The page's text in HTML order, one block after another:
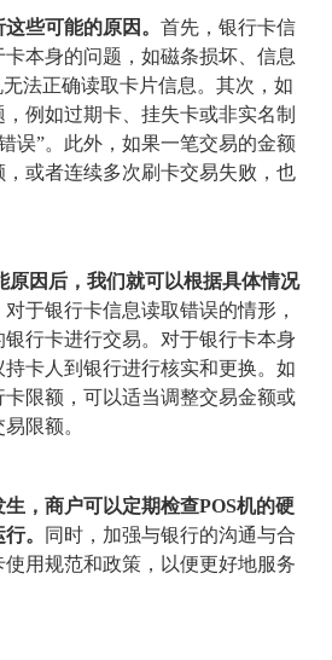
些可能的原因。 首先，银行卡信
本身的问题，如磁条损坏、信息
法正确读取卡片信息。其次，如
例如过期卡、挂失卡或非实名制
误”。此外，如果一笔交易的金额
或者连续多次刷卡交易失败，也
原因后，我们就可以根据具体情况
对于银行卡信息读取错误的情形，
行卡进行交易。对于银行卡本身
卡人到银行进行核实和更换。如
限额，可以适当调整交易金额或
限额。
，商户可以定期检查POS机的硬
。
同时，加强与银行的沟通与合
用规范和政策，以便更好地服务